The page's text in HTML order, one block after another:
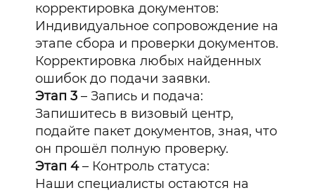
корректировка документов:
Индивидуальное сопровождение на
этапе сбора и проверки документов.
Корректировка любых найденных
ошибок до подачи заявки.
Этап 3 – Запись и подача:
Запишитесь в визовый центр,
подайте пакет документов, зная, что
он прошёл полную проверку.
Этап 4– Контроль статуса:
Наши специалисты остаются на